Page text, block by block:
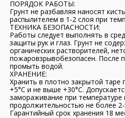
ПОРЯДОК РАБОТЫ:
Грунт не разбавляя наносят
распылителем в 1-2 слоя при
ТЕХНИКА БЕЗОПАСНОСТИ:
Работы следует выполнять в
защиты рук и глаз. Грунт не
органических растворителей,
пожаровзрывобезопасен. После
промыть водой.
ХРАНЕНИЕ:
Хранить в плотно закрытой таре
+5°С и не выше +30°С.
замораживание при
продолжительностью не более 2-
Гарантийный срок хранения 18